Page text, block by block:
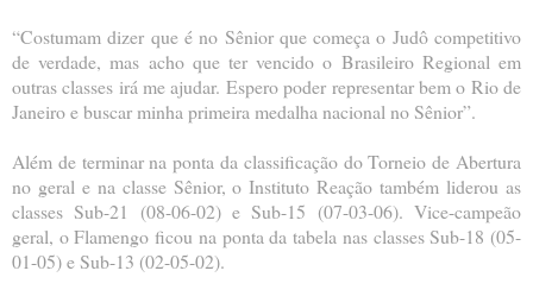
“Costumam dizer que é no Sênior que começa o Judô competitivo
de verdade, mas acho que ter vencido o Brasileiro Regional em
outras classes irá me ajudar. Espero poder representar bem o Rio de
Janeiro e buscar minha primeira medalha nacional no Sênior”.
Além de terminar na ponta da classificação do Torneio de Abertura
no geral e na classe Sênior, o Instituto Reação também liderou as
classes Sub-21 (08-06-02) e Sub-15 (07-03-06). Vice-campeão
geral, o Flamengo ficou na ponta da tabela nas classes Sub-18 (05-
01-05) e Sub-13 (02-05-02).